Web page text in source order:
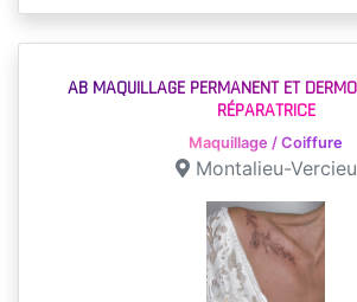
AB MAQUILLAGE PERMANENT ET
RÉPARATRICE
Maquillage / Coiffure
Montalieu-Vercieu